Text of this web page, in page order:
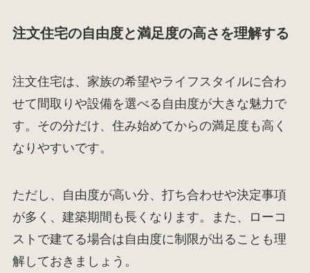
注文住宅の自由度と満足度の高さを理解する
注文住宅は、家族の希望やライフスタイルに合わ
せて間取りや設備を選べる自由度が大きな魅力で
す。その分だけ、住み始めてからの満足度も高く
なりやすいです。
ただし、自由度が高い分、打ち合わせや決定事項
が多く、建築期間も長くなります。また、ローコ
ストで建てる場合は自由度に制限が出ることも理
解しておきましょう。